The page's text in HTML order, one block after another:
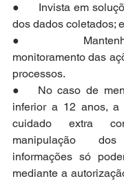
●     Invista em
dos dados coletados; e
●     Mantenha
monitoramento das
processos.
●   No caso de
inferior a 12 anos, a
cuidado extra
manipulação
informações só
mediante a